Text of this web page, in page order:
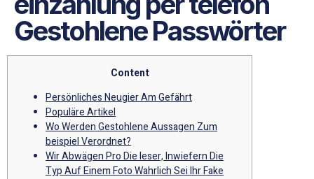
Gestohlene Passwörter
Content
Persönliches Neugier Am Gefährt
Populäre Artikel
Wo Werden Gestohlene Aussagen Zum
beispiel Verordnet?
Wir Abwägen Pro Die leser, Inwiefern Die
Typ Auf Einem Foto Wahrlich Sei Ihr Fake